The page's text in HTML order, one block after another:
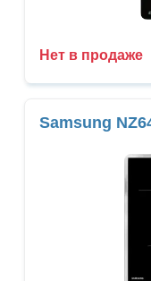
Нет в продаже
Samsung